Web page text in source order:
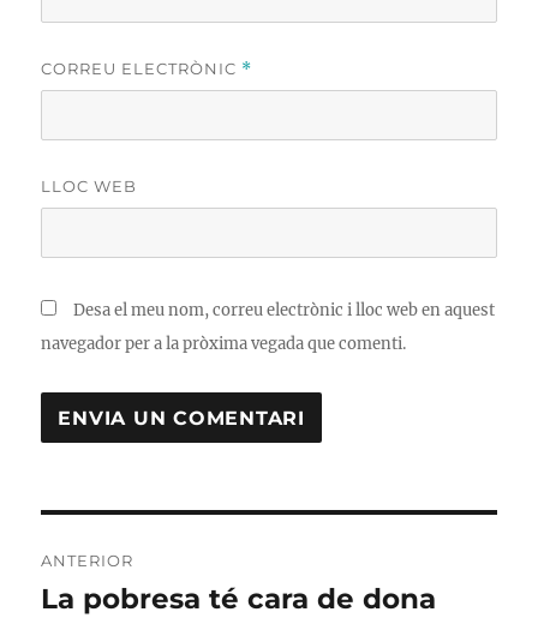
CORREU ELECTRÒNIC *
LLOC WEB
Desa el meu nom, correu electrònic i lloc web en aquest
navegador per a la pròxima vegada que comenti.
d'entrades
ANTERIOR
Entrada
La pobresa té cara de dona